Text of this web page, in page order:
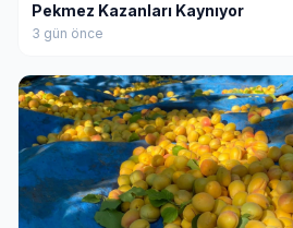
Pekmez Kazanları Kaynıyor
3 gün önce